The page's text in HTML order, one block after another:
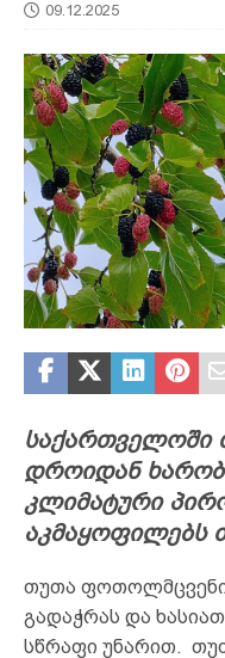
09.12.2025
საქართველოში
დროიდან
კლიმატური
აკმაყოფილებს
თუთა ფოთოლმცვენი
გადაჭრას და
სწრაფი უნარით.